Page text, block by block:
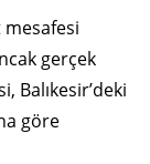
mesafesi
gerçek
Balıkesir’deki
göre